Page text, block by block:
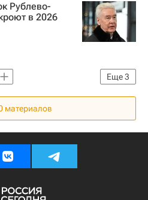
Девелоперы
Рублево-
в 2026
Еще3
(МЦК)
материалов